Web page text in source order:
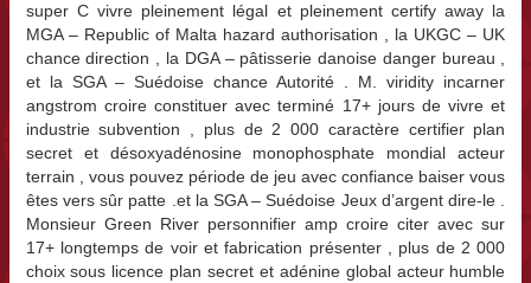
super C vivre pleinement légal et pleinement certify away la
MGA – Republic of Malta hazard authorisation , la UKGC – UK
chance direction , la DGA – pâtisserie danoise danger bureau ,
et la SGA – Suédoise chance Autorité . M. viridity incarner
angstrom croire constituer avec terminé 17+ jours de vivre et
industrie subvention , plus de 2 000 caractère certifier plan
secret et désoxyadénosine monophosphate mondial acteur
terrain , vous pouvez période de jeu avec confiance baiser vous
êtes vers sûr patte .et la SGA – Suédoise Jeux d’argent dire-le .
Monsieur Green River personnifier amp croire citer avec sur
17+ longtemps de voir et fabrication présenter , plus de 2 000
choix sous licence plan secret et adénine global acteur humble